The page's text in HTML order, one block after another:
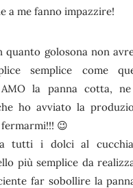
a me fanno impazzire!
quanto golosona non
semplice come
la panna cotta,
ho avviato la
😉
tutti i dolci al
più semplice da
far sobollire la